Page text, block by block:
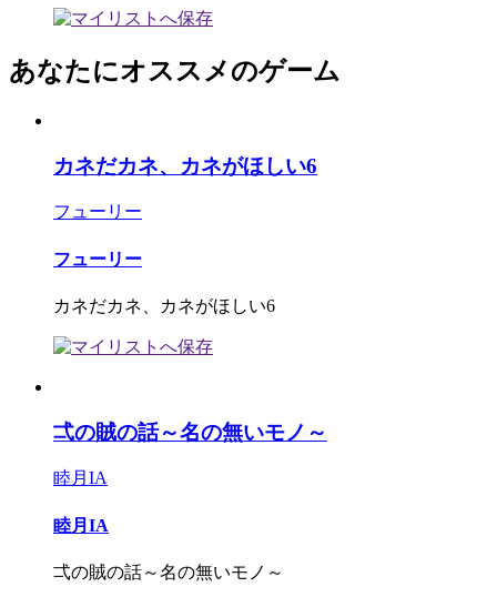
あなたにオススメのゲーム
カネだカネ、カネがほしい6
フューリー
フューリー
カネだカネ、カネがほしい6
弌の賊の話～名の無いモノ～
睦月IA
睦月IA
弌の賊の話～名の無いモノ～